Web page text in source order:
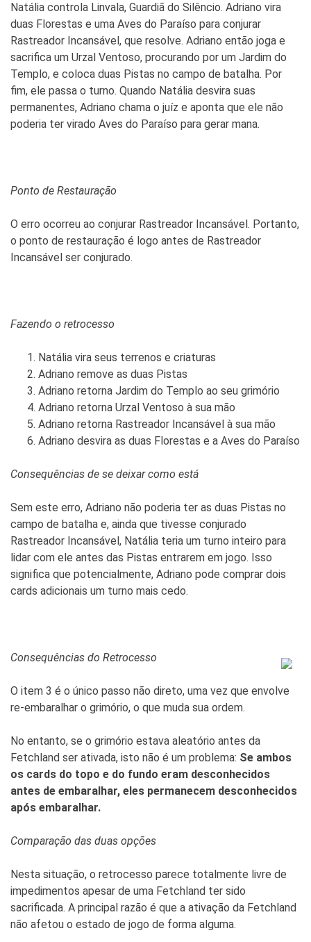
Natália controla Linvala, Guardiã do Silêncio. Adriano vira
duas Florestas e uma Aves do Paraíso para conjurar
Rastreador Incansável, que resolve. Adriano então joga e
sacrifica um Urzal Ventoso, procurando por um Jardim do
Templo, e coloca duas Pistas no campo de batalha. Por
fim, ele passa o turno. Quando Natália desvira suas
permanentes, Adriano chama o juíz e aponta que ele não
poderia ter virado Aves do Paraíso para gerar mana.
Ponto de Restauração
O erro ocorreu ao conjurar Rastreador Incansável. Portanto,
o ponto de restauração é logo antes de Rastreador
Incansável ser conjurado.
Fazendo o retrocesso
Natália vira seus terrenos e criaturas
Adriano remove as duas Pistas
Adriano retorna Jardim do Templo ao seu grimório
Adriano retorna Urzal Ventoso à sua mão
Adriano retorna Rastreador Incansável à sua mão
Adriano desvira as duas Florestas e a Aves do Paraíso
Consequências de se deixar como está
Sem este erro, Adriano não poderia ter as duas Pistas no
campo de batalha e, ainda que tivesse conjurado
Rastreador Incansável, Natália teria um turno inteiro para
lidar com ele antes das Pistas entrarem em jogo. Isso
significa que potencialmente, Adriano pode comprar dois
cards adicionais um turno mais cedo.
Consequências do Retrocesso
O item 3 é o único passo não direto, uma vez que envolve
re-embaralhar o grimório, o que muda sua ordem.
No entanto, se o grimório estava aleatório antes da
Fetchland ser ativada, isto não é um problema: Se ambos
os cards do topo e do fundo eram desconhecidos
antes de embaralhar, eles permanecem desconhecidos
após embaralhar.
Comparação das duas opções
Nesta situação, o retrocesso parece totalmente livre de
impedimentos apesar de uma Fetchland ter sido
sacrificada. A principal razão é que a ativação da Fetchland
não afetou o estado de jogo de forma alguma.